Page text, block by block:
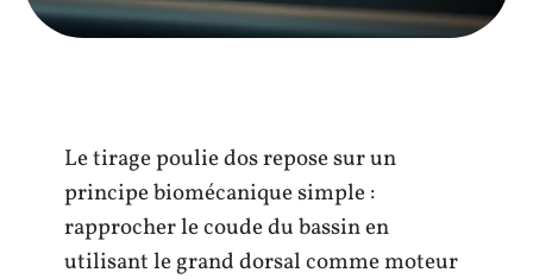
Le tirage poulie dos repose sur un
principe biomécanique simple :
rapprocher le coude du bassin en
utilisant le grand dorsal comme moteur